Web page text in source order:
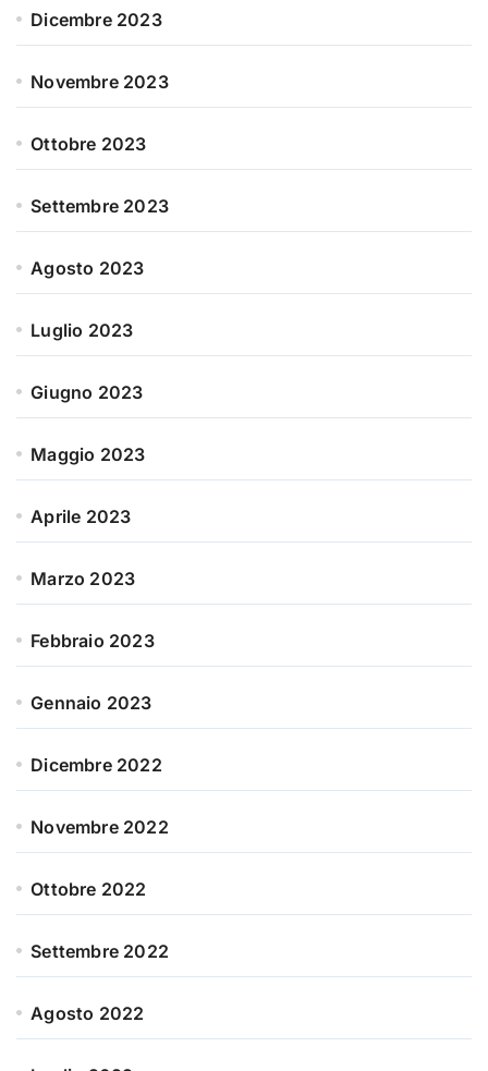
Dicembre 2023
Novembre 2023
Ottobre 2023
Settembre 2023
Agosto 2023
Luglio 2023
Giugno 2023
Maggio 2023
Aprile 2023
Marzo 2023
Febbraio 2023
Gennaio 2023
Dicembre 2022
Novembre 2022
Ottobre 2022
Settembre 2022
Agosto 2022